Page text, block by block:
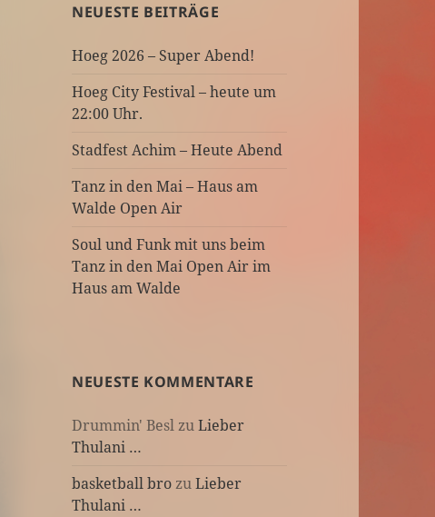
NEUESTE BEITRÄGE
Hoeg 2026 – Super Abend!
Hoeg City Festival – heute um
22:00 Uhr.
Stadfest Achim – Heute Abend
Tanz in den Mai – Haus am
Walde Open Air
Soul und Funk mit uns beim
Tanz in den Mai Open Air im
Haus am Walde
NEUESTE KOMMENTARE
Drummin' BeslzuLieber
Thulani …
basketball brozuLieber
Thulani …